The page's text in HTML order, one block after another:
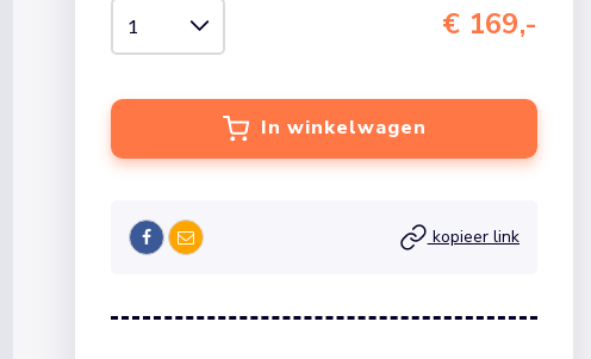
€ 169,-
In winkelwagen
kopieer link